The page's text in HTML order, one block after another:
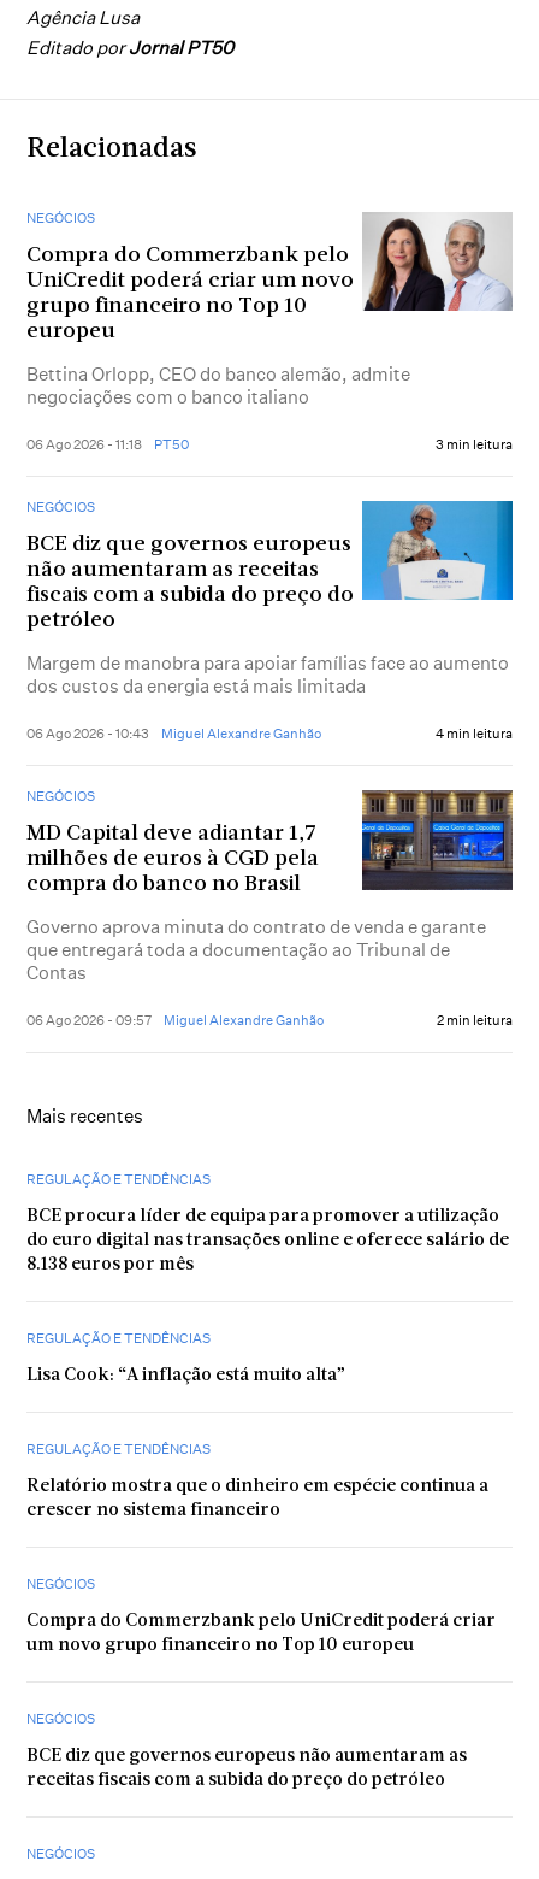
Agência Lusa
Editado porJornal PT50
Relacionadas
NEGÓCIOS
Compra do Commerzbank pelo
UniCredit poderá criar um novo
grupo financeiro no Top 10
europeu
Bettina Orlopp, CEO do banco alemão, admite
negociações com o banco italiano
06 Ago 2026 - 11:18 PT50 3 min leitura
NEGÓCIOS
BCE diz que governos europeus
não aumentaram as receitas
fiscais com a subida do preço do
petróleo
Margem de manobra para apoiar famílias face ao aumento
dos custos da energia está mais limitada
06 Ago 2026 - 10:43 Miguel Alexandre Ganhão 4 min leitura
NEGÓCIOS
MD Capital deve adiantar 1,7
milhões de euros à CGD pela
compra do banco no Brasil
Governo aprova minuta do contrato de venda e garante
que entregará toda a documentação ao Tribunal de
Contas
06 Ago 2026 - 09:57 Miguel Alexandre Ganhão 2 min leitura
Mais recentes
REGULAÇÃO E TENDÊNCIAS
BCE procura líder de equipa para promover a utilização
do euro digital nas transações online e oferece salário de
8.138 euros por mês
REGULAÇÃO E TENDÊNCIAS
Lisa Cook: “A inflação está muito alta”
REGULAÇÃO E TENDÊNCIAS
Relatório mostra que o dinheiro em espécie continua a
crescer no sistema financeiro
NEGÓCIOS
Compra do Commerzbank pelo UniCredit poderá criar
um novo grupo financeiro no Top 10 europeu
NEGÓCIOS
BCE diz que governos europeus não aumentaram as
receitas fiscais com a subida do preço do petróleo
NEGÓCIOS